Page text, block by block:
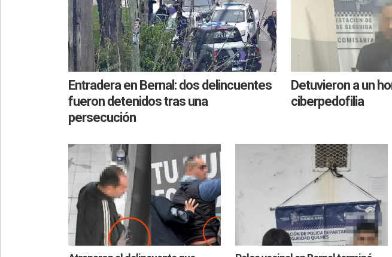
Entradera en Bernal: dos delincuentes
fueron detenidos tras una
persecución
Detuvieron a un
ciberpedofilia